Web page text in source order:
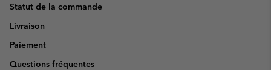
Statut de la commande
Livraison
Paiement
Questions fréquentes